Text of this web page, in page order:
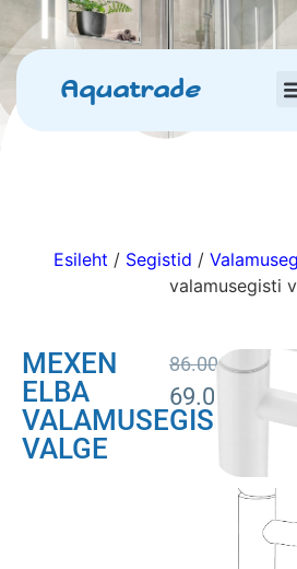
Aquatrade
Esileht / Segistid /
valamusegisti
MEXEN
ELBA
VALAMUSEGISTI
VALGE
86.00€
69.00